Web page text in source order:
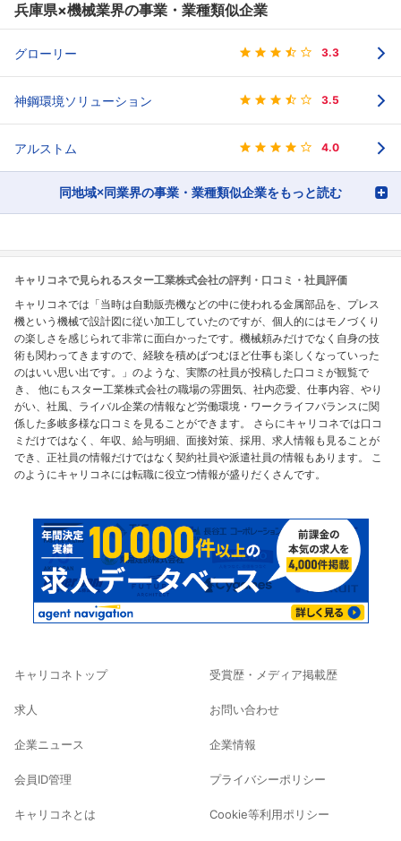
兵庫県×機械業界の事業・業種類似企業
グローリー 3.3
神鋼環境ソリューション 3.5
アルストム 4.0
同地域×同業界の事業・業種類似企業をもっと読む
キャリコネで見られるスター工業株式会社の評判・口コミ・社員評価
キャリコネでは「当時は自動販売機などの中に使われる金属部品を、プレス
機という機械で設計図に従い加工していたのですが、個人的にはモノづくり
の楽しさを感じられて非常に面白かったです。機械頼みだけでなく自身の技
術も関わってきますので、経験を積めばつむほど仕事も楽しくなっていった
のはいい思い出です。」のような、実際の社員が投稿した口コミが観覧で
き、 他にもスター工業株式会社の職場の雰囲気、社内恋愛、仕事内容、やり
がい、社風、ライバル企業の情報など労働環境・ワークライフバランスに関
係した多岐多様な口コミを見ることができます。 さらにキャリコネでは口コ
ミだけではなく、年収、給与明細、面接対策、採用、求人情報も見ることが
でき、正社員の情報だけではなく契約社員や派遣社員の情報もあります。 こ
のようにキャリコネには転職に役立つ情報が盛りだくさんです。
キャリコネトップ
求人
企業ニュース
会員ID管理
キャリコネとは
受賞歴・メディア掲載歴
お問い合わせ
企業情報
プライバシーポリシー
Cookie等利用ポリシー